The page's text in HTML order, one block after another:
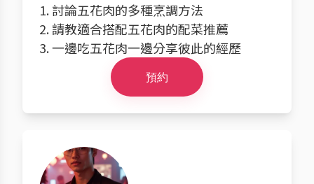
1. 討論五花肉的多種烹調方法
2. 請教適合搭配五花肉的配菜推薦
3. 一邊吃五花肉一邊分享彼此的經歷
預約